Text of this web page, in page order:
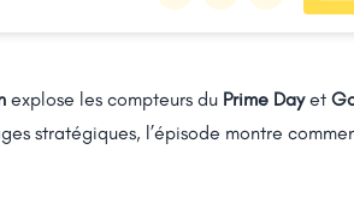
explose les compteurs du Prime Dayet
stratégiques, l’épisode montre